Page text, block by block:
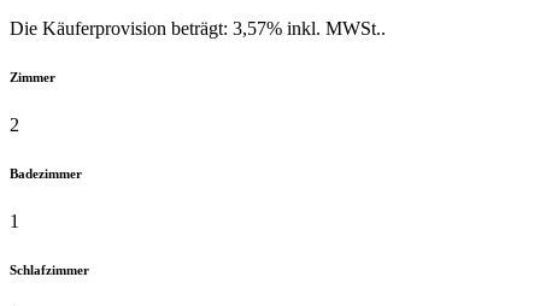
Die Käuferprovision beträgt: 3,57% inkl. MWSt..
Zimmer
2
Badezimmer
1
Schlafzimmer